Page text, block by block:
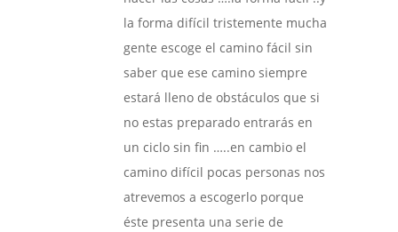
la forma difícil tristemente mucha
gente escoge el camino fácil sin
saber que ese camino siempre
estará lleno de obstáculos que si
no estas preparado entrarás en
un ciclo sin fin …..en cambio el
camino difícil pocas personas nos
atrevemos a escogerlo porque
éste presenta una serie de